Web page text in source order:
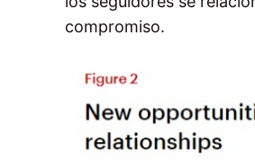
compromiso.